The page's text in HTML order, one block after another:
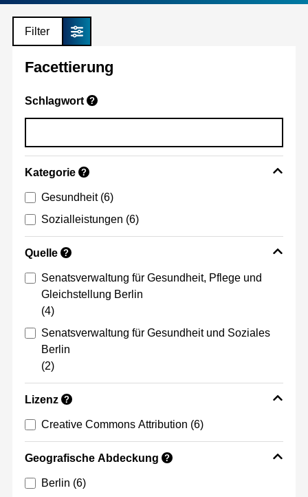
Filter
Facettierung
Schlagwort ?
Kategorie ?
Gesundheit (6)
Sozialleistungen (6)
Quelle ?
Senatsverwaltung für Gesundheit, Pflege und
Gleichstellung Berlin
(4)
Senatsverwaltung für Gesundheit und Soziales
Berlin
(2)
Lizenz ?
Creative Commons Attribution (6)
Geografische Abdeckung ?
Berlin (6)